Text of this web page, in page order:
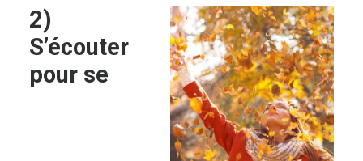
2)
S’écouter
pour se